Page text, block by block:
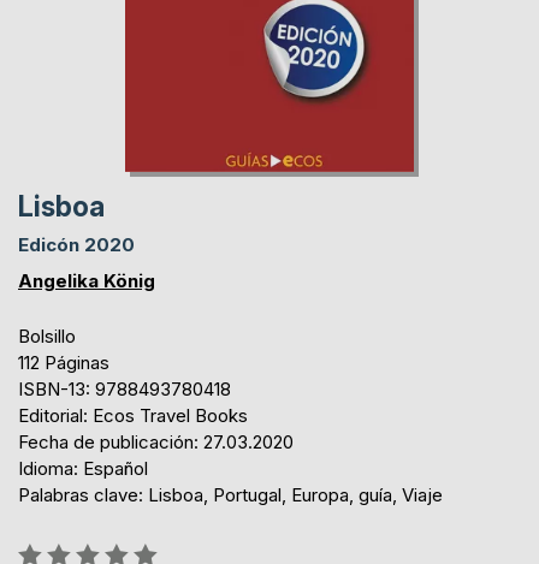
Lisboa
Edicón 2020
Angelika König
Bolsillo
112 Páginas
ISBN-13: 9788493780418
Editorial: Ecos Travel Books
Fecha de publicación: 27.03.2020
Idioma: Español
Palabras clave: Lisboa, Portugal, Europa, guía, Viaje
Rating: